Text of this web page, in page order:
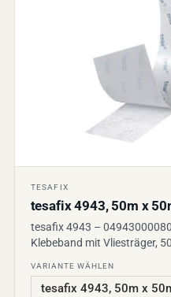
TESAFIX
tesafix 4943, 50m x
tesafix 4943 –
Klebeband mit Vliesträger,
VARIANTE WÄHLEN